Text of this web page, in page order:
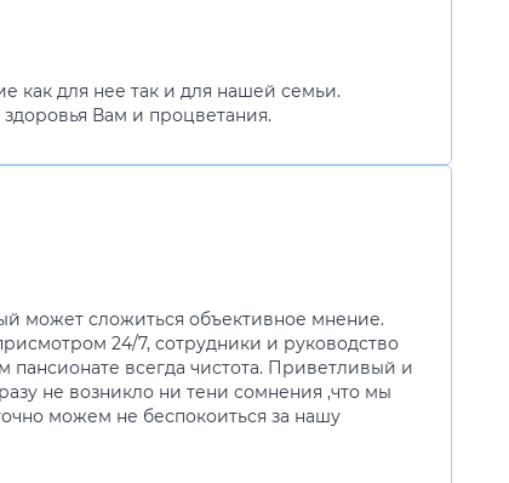
как для нее так и для нашей семьи.
Вам и процветания.
может сложиться объективное мнение.
24/7, сотрудники и руководство
пансионате всегда чистота. Приветливый и
не возникло ни тени сомнения ,что мы
можем не беспокоиться за нашу